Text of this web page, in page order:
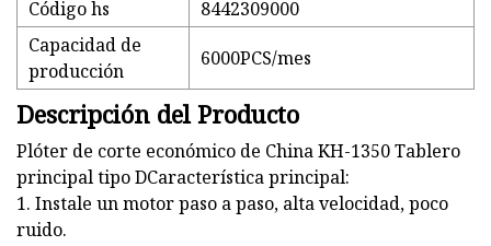
Código hs
8442309000
Capacidad de
producción
6000PCS/mes
Descripción del Producto
Plóter de corte económico de China KH-1350 Tablero
principal tipo DCaracterística principal:
1. Instale un motor paso a paso, alta velocidad, poco
ruido.